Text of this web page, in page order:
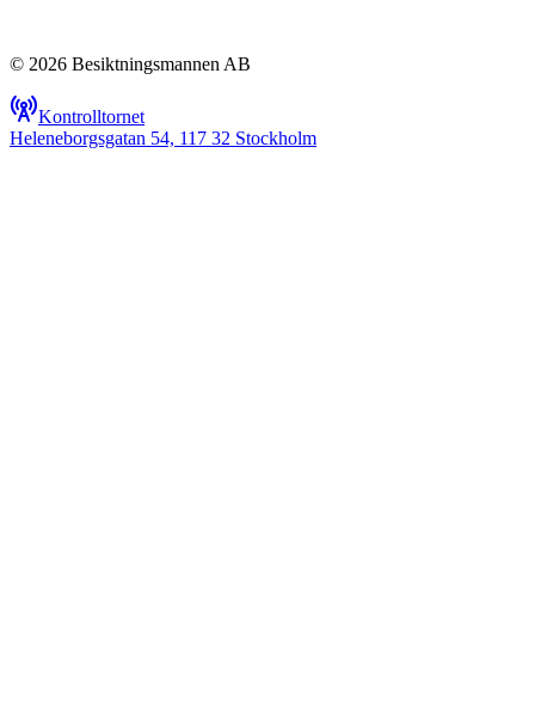
© 2026 Besiktningsmannen AB
Kontrolltornet
Heleneborgsgatan 54, 117 32 Stockholm